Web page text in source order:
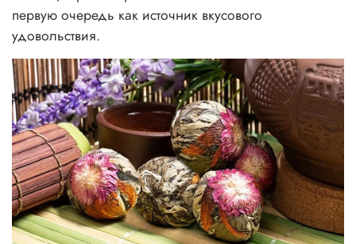
первую очередь как источник вкусового
удовольствия.